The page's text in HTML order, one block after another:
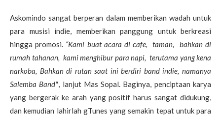
Askomindo sangat berperan dalam memberikan wadah untuk
para musisi indie, memberikan panggung untuk berkreasi
hingga promosi. “Kami buat acara di cafe, taman,
bahkan di
rumah tahanan, kami menghibur para napi, terutama yang kena
narkoba, Bahkan di rutan saat ini berdiri band indie, namanya
Salemba Band", lanjut Mas Sopal. Baginya, penciptaan karya
yang bergerak ke arah yang positif harus sangat didukung,
dan kemudian lahirlah gTunes yang semakin tepat untuk para